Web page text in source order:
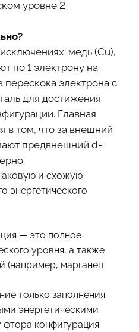
уровне 2
медь (Cu),
по 1 электрону на
электрона с
для достижения
Главная
в том, что за внешний
предвнешний d-
и схожую
энергетического
— это полное
уровня, а также
(например, марганец
только заполнения
энергетическими
конфигурация